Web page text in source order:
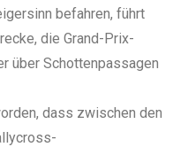
befahren, führt
die Grand-Prix-
über Schottenpassagen
dass zwischen den